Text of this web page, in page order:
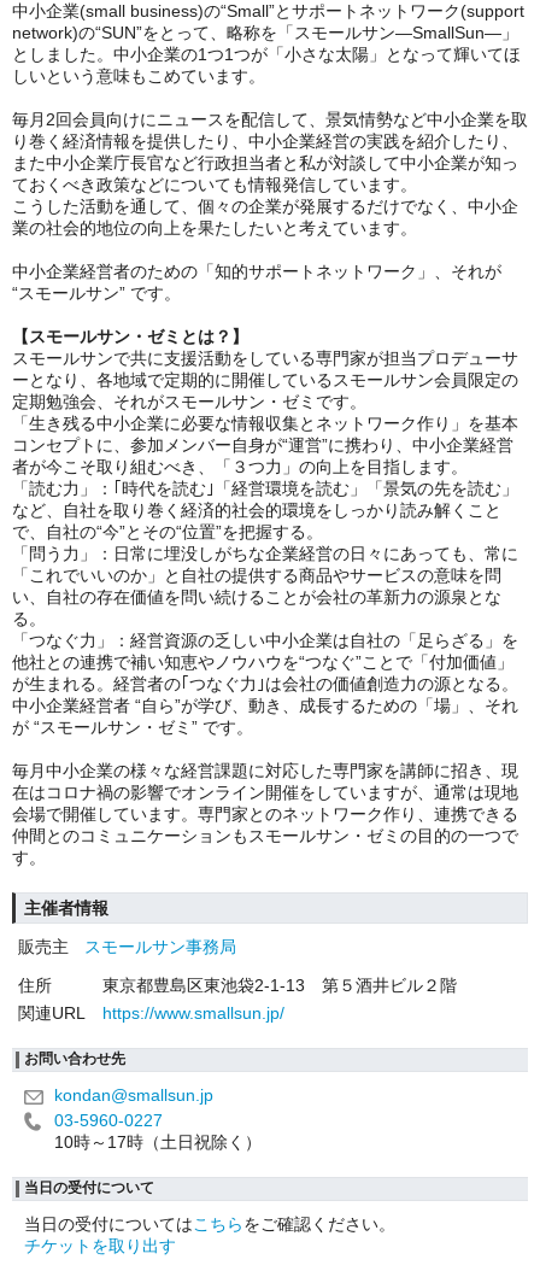
中小企業(small business)の“Small”とサポートネットワーク(support
network)の“SUN”をとって、略称を「スモールサン―SmallSun―」
としました。中小企業の1つ1つが「小さな太陽」となって輝いてほ
しいという意味もこめています。
毎月2回会員向けにニュースを配信して、景気情勢など中小企業を取
り巻く経済情報を提供したり、中小企業経営の実践を紹介したり、
また中小企業庁長官など行政担当者と私が対談して中小企業が知っ
ておくべき政策などについても情報発信しています。
こうした活動を通して、個々の企業が発展するだけでなく、中小企
業の社会的地位の向上を果たしたいと考えています。
中小企業経営者のための「知的サポートネットワーク」、それが
“スモールサン” です。
【スモールサン・ゼミとは？】
スモールサンで共に支援活動をしている専門家が担当プロデューサ
ーとなり、各地域で定期的に開催しているスモールサン会員限定の
定期勉強会、それがスモールサン・ゼミです。
「生き残る中小企業に必要な情報収集とネットワーク作り」を基本
コンセプトに、参加メンバー自身が“運営”に携わり、中小企業経営
者が今こそ取り組むべき、「３つ力」の向上を目指します。
「読む力」：｢時代を読む｣「経営環境を読む」「景気の先を読む」
など、自社を取り巻く経済的社会的環境をしっかり読み解くこと
で、自社の“今”とその“位置”を把握する。
「問う力」：日常に埋没しがちな企業経営の日々にあっても、常に
「これでいいのか」と自社の提供する商品やサービスの意味を問
い、自社の存在価値を問い続けることが会社の革新力の源泉とな
る。
「つなぐ力」：経営資源の乏しい中小企業は自社の「足らざる」を
他社との連携で補い知恵やノウハウを“つなぐ”ことで「付加価値」
が生まれる。経営者の｢つなぐ力｣は会社の価値創造力の源となる。
中小企業経営者 “自ら”が学び、動き、成長するための「場」、それ
が “スモールサン・ゼミ” です。
毎月中小企業の様々な経営課題に対応した専門家を講師に招き、現
在はコロナ禍の影響でオンライン開催をしていますが、通常は現地
会場で開催しています。専門家とのネットワーク作り、連携できる
仲間とのコミュニケーションもスモールサン・ゼミの目的の一つで
す。
主催者情報
販売主
スモールサン事務局
住所
東京都豊島区東池袋2-1-13 第５酒井ビル２階
関連URL
https://www.smallsun.jp/
お問い合わせ先
kondan@smallsun.jp
03-5960-0227
10時～17時（土日祝除く）
当日の受付について
当日の受付についてはこちらをご確認ください。
チケットを取り出す